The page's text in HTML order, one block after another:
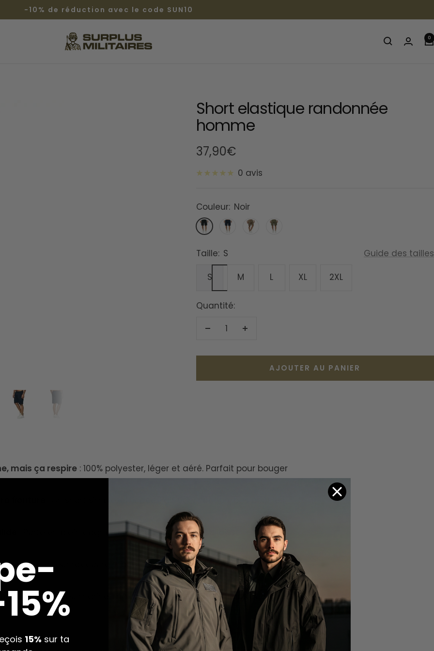
-10% de réduction avec le code SUN10
Surplus
Militaires®
0
Short elastique randonnée
homme
Prix
de
37,90€
0 avis
Couleur: Noir
Noir
Bleu
MarronVert
Taille: S Guide des tailles
S M L XL 2XL
Quantité:
Réduire
Augmenter
quantitéAJOUTER AU PANIER
mais ça respire: 100% polyester, léger et aéré. Parfait pour bouger
: Porté en plein cagnard ? Aucun souci. Le tissu laisse l'air circuler
: Longueur raccourcie, poches fonctionnelles, coutures solides.
veut: Noir, bleu marine, marron, vert armée. Que du basique, que
15% sur ta